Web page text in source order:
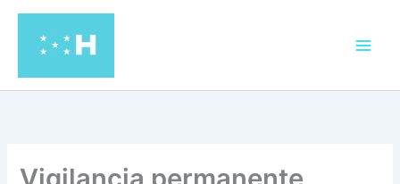
contenido